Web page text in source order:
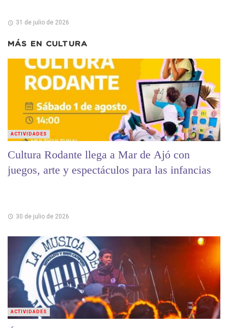
31 de julio de 2026
MÁS EN CULTURA
Cultura Rodante llega a Mar de Ajó con
juegos, arte y espectáculos para las infancias
30 de julio de 2026
ACTIVIDADES
ACTIVIDADES